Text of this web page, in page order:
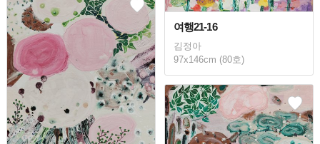
여행21-16
김정아
97x146cm (80호)